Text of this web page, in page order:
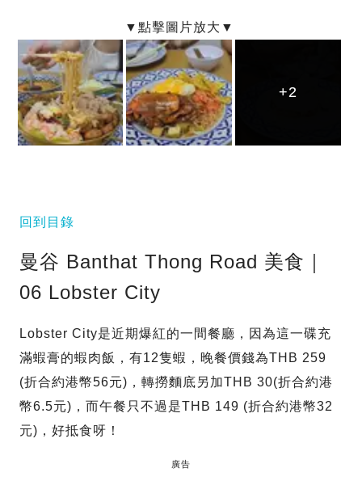
+2
+2
+2
回到目錄
曼谷 Banthat Thong Road 美食｜
06 Lobster City
Lobster City是近期爆紅的一間餐廳，因為這一碟充
滿蝦膏的蝦肉飯，有12隻蝦，晚餐價錢為THB 259
(折合約港幣56元)，轉撈麵底另加THB 30(折合約港
幣6.5元)，而午餐只不過是THB 149 (折合約港幣32
元)，好抵食呀！
廣告